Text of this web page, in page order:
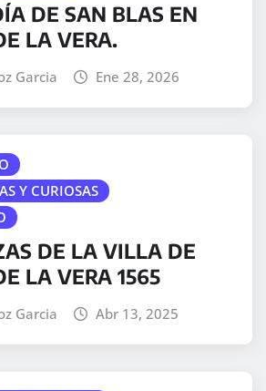
DE SAN BLAS EN
LA VERA.
Garcia Ene 28, 2026
Y CURIOSAS
DE LA VILLA DE
LA VERA 1565
Garcia Abr 13, 2025